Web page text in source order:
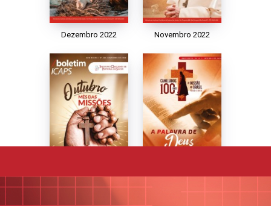
Dezembro 2022 Novembro 2022
Outubro 2022